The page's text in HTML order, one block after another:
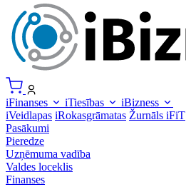
iFinanses iTiesības
iBizness
iVeidlapas iRokasgrāmatas Žurnāls iFiT
Pasākumi
Pieredze
Uzņēmuma vadība
Valdes loceklis
Finanses